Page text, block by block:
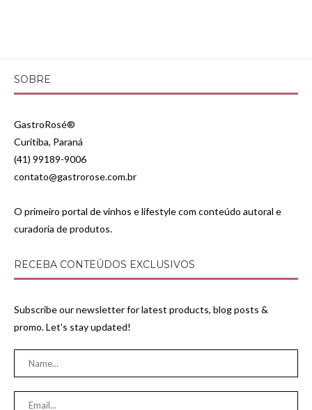
SOBRE
GastroRosé®
Curitiba, Paraná
(41) 99189-9006
contato@gastrorose.com.br
O primeiro portal de vinhos e lifestyle com conteúdo autoral e
curadoria de produtos.
RECEBA CONTEÚDOS EXCLUSIVOS
Subscribe our newsletter for latest products, blog posts &
promo. Let's stay updated!